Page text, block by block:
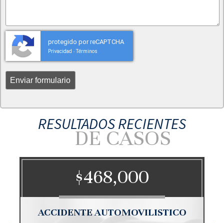
protegido por reCAPTCHA
Privacidad - Términos
RESULTADOS RECIENTES
DE CASOS
MUERTE